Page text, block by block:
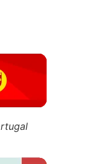
o Termo de